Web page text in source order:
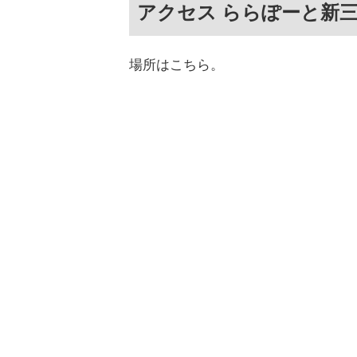
アクセス ららぽーと新
場所はこちら。